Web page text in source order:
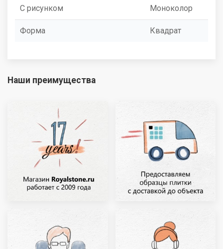
С рисунком Моноколор
Форма Квадрат
Наши преимущества